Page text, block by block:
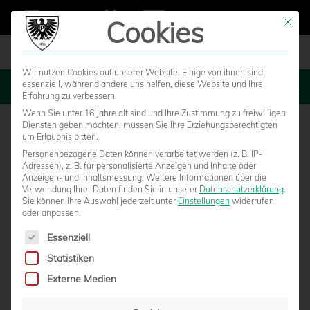
MENU
PATRICK SCHULT PFEIFT HEIMSPIEL
Mit
Cookies
Wir nutzen Cookies auf unserer Website. Einige von ihnen sind
essenziell, während andere uns helfen, diese Website und Ihre
Erfahrung zu verbessern.
Wenn Sie unter 16 Jahre alt sind und Ihre Zustimmung zu freiwilligen
Diensten geben möchten, müssen Sie Ihre Erziehungsberechtigten
um Erlaubnis bitten.
Personenbezogene Daten können verarbeitet werden (z. B. IP-
Adressen), z. B. für personalisierte Anzeigen und Inhalte oder
Anzeigen- und Inhaltsmessung. Weitere Informationen über die
Verwendung Ihrer Daten finden Sie in unserer Datenschutzerklärung.
Sie können Ihre Auswahl jederzeit unter Einstellungen widerrufen
oder anpassen.
Es folgt eine Liste der Service-Gruppen, für die eine
Essenziell
Statistiken
Externe Medien